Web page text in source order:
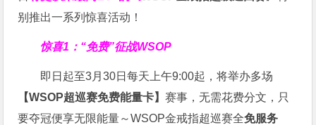
别推出一系列惊喜活动！
惊喜1：“免费”征战WSOP
即日起至3月30日每天上午9:00起，将举办多场
【WSOP超巡赛免费能量卡】赛事，无需花费分文，只
要夺冠便享无限能量～WSOP金戒指超巡赛全免服务